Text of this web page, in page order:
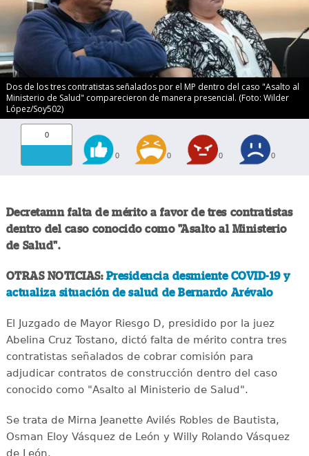
Dos de los tres contratistas señalados por el MP dentro del caso "Asalto al
Ministerio de Salud" comparecieron de manera presencial. (Foto: Wilder
López/Soy502)
0
0 0 0 0
Decretamn falta de mérito a favor de tres contratistas
dentro del caso conocido como "Asalto al Ministerio
de Salud".
OTRAS NOTICIAS: Presidencia desmiente COVID-19 y
actualiza situación de salud de Bernardo Arévalo
El Juzgado de Mayor Riesgo D, presidido por la juez
Abelina Cruz Tostano, dictó falta de mérito contra tres
contratistas señalados de cobrar comisión para
adjudicar contratos de construcción dentro del caso
conocido como "Asalto al Ministerio de Salud".
Se trata de Mirna Jeanette Avilés Robles de Bautista,
Osman Eloy Vásquez de León y Willy Rolando Vásquez
de León.